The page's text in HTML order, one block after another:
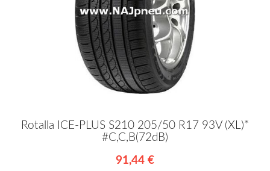
Rotalla ICE-PLUS S210 205/50 R17 93V (XL)*
#C,C,B(72dB)
91,44 €